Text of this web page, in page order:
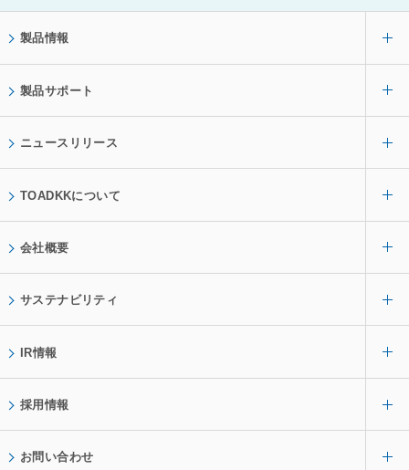
製品情報
製品サポート
ニュースリリース
TOADKKについて
会社概要
サステナビリティ
IR情報
採用情報
お問い合わせ